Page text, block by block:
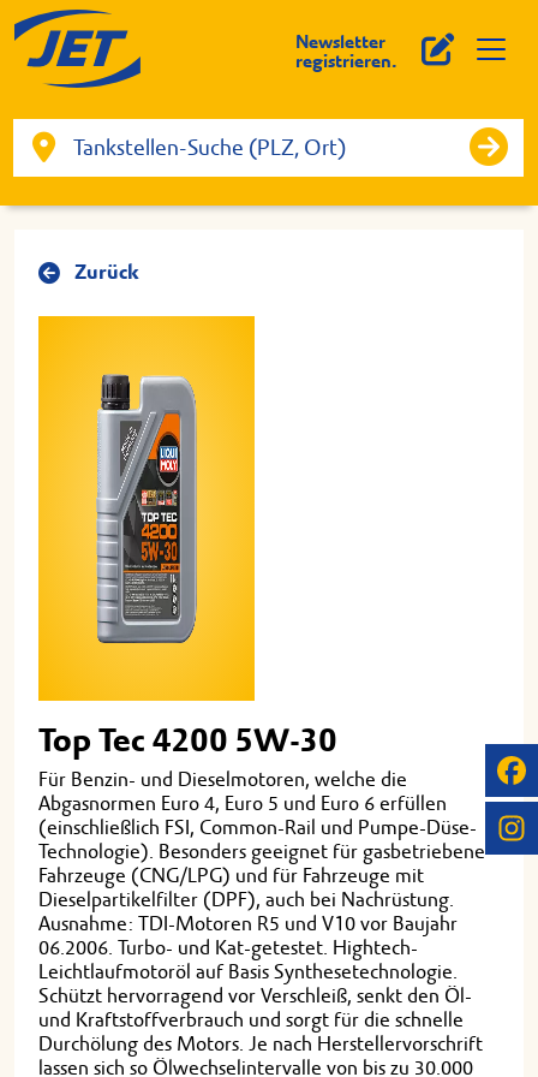
Newsletter
registrieren.
Zurück
Top Tec 4200 5W-30
Für Benzin- und Dieselmotoren, welche die
Abgasnormen Euro 4, Euro 5 und Euro 6 erfüllen
(einschließlich FSI, Common-Rail und Pumpe-Düse-
Technologie). Besonders geeignet für gasbetriebene
Fahrzeuge (CNG/LPG) und für Fahrzeuge mit
Dieselpartikelfilter (DPF), auch bei Nachrüstung.
Ausnahme: TDI-Motoren R5 und V10 vor Baujahr
06.2006. Turbo- und Kat-getestet. Hightech-
Leichtlaufmotoröl auf Basis Synthesetechnologie.
Schützt hervorragend vor Verschleiß, senkt den Öl-
und Kraftstoffverbrauch und sorgt für die schnelle
Durchölung des Motors. Je nach Herstellervorschrift
lassen sich so Ölwechselintervalle von bis zu 30.000